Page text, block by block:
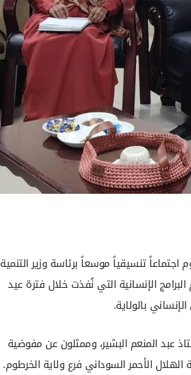
اجتماعاً تنسيقياً موسعاً برئاسة وزير التنمية
الإنسانية التي نُفذت خلال فترة عيد
بالولاية.
عبد المنعم البشير، وممثلون عن مفوضية
الهلال الأحمر السوداني فرع ولاية الخرطوم.